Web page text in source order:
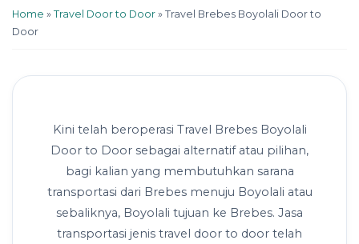
Home » Travel Door to Door » Travel Brebes Boyolali Door to
Door
Kini telah beroperasi Travel Brebes Boyolali
Door to Door sebagai alternatif atau pilihan,
bagi kalian yang membutuhkan sarana
transportasi dari Brebes menuju Boyolali atau
sebaliknya, Boyolali tujuan ke Brebes. Jasa
transportasi jenis travel door to door telah